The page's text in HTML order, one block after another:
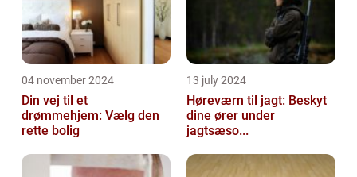
04 november 2024
Din vej til et
drømmehjem: Vælg den
rette bolig
13 july 2024
Høreværn til jagt: Beskyt
dine ører under
jagtsæso...